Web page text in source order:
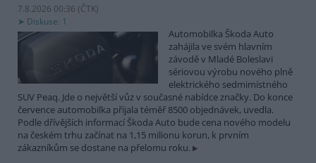
7.8.2026 00:36 (ČTK)
Diskuse: 1
Automobilka Škoda Auto
zahájila ve svém hlavním
závodě v Mladé Boleslavi
sériovou výrobu nového plně
elektrického sedmimístného
SUV Peaq. Jde o největší vůz v současné nabídce značky. Do konce
července automobilka přijala téměř 8500 objednávek, uvedla.
Podle dřívějších informací Škoda Auto bude cena nového modelu
na českém trhu začínat na 1,15 milionu korun, k prvním
zákazníkům se dostane na přelomu roku.